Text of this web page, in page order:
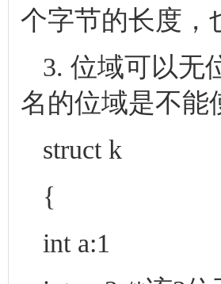
个字节的长度，
3. 位域可以无
名的位域是不能
struct k
{
int a:1